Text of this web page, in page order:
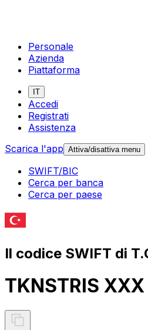
Personale
Azienda
Piattaforma
IT
Accedi
Registrati
Assistenza
Scarica l'app Attiva/disattiva menu
SWIFT/BIC
Cerca per banca
Cerca per paese
Il codice SWIFT di
TKNSTRIS XXX